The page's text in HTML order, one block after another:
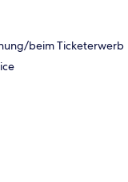
beim Ticketerwerb